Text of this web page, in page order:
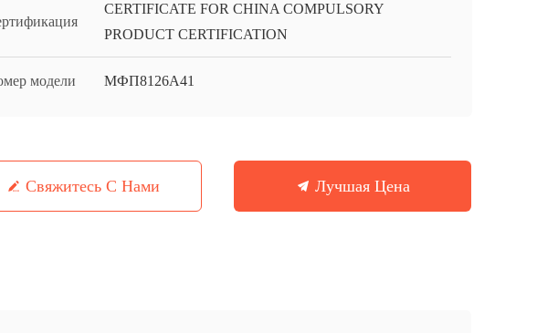
CERTIFICATE FOR CHINA COMPULSORY
PRODUCT CERTIFICATION
модели МФП8126А41
Свяжитесь С Нами Лучшая Цена